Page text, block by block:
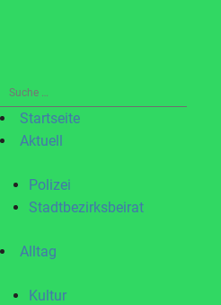
Suche
nach:Startseite
Aktuell
Polizei
Stadtbezirksbeirat
Alltag
Kultur